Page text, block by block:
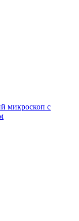
микроскоп с